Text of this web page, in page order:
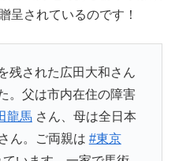
呈されているのです！
残された広田大和さん
。父は市内在住の障害
龍馬さん、母は全日本
さん。ご両親は #東京